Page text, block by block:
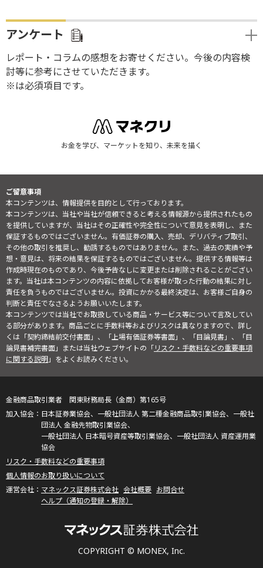
アンケート
レポート・コラムの感想をお寄せください。今後の内容検
討等に参考にさせていただきます。
※は必須項目です。
お金を学び、マーケットを知り、未来を描く
ご留意事項
本コンテンツは、情報提供を目的として行っております。
本コンテンツは、当社や当社が信頼できると考える情報源から提供されたもの
を提供していますが、当社はその正確性や完全性について意見を表明し、また
保証するものではございません。有価証券の購入、売却、デリバティブ取引、
その他の取引を推奨し、勧誘するものではありません。また、過去の実績や予
想・意見は、将来の結果を保証するものではございません。提供する情報等は
作成時現在のものであり、今後予告なしに変更または削除されることがござい
ます。当社は本コンテンツの内容に依拠してお客様が取った行動の結果に対し
責任を負うものではございません。投資にかかる最終決定は、お客様ご自身の
判断と責任でなさるようお願いいたします。
本コンテンツでは当社でお取扱している商品・サービス等について言及してい
る部分があります。商品ごとに手数料等およびリスクは異なりますので、詳し
くは「契約締結前交付書面」、「上場有価証券等書面」、「目論見書」、「目
論見書補完書面」または当社ウェブサイトの「リスク・手数料などの重要事項
に関する説明」をよくお読みください。
COPYRIGHT © MONEX, Inc.
金融商品取引業者 関東財務局長（金商）第165号
日本証券業協会、一般社団法人 第二種金融商品取引業協会、一般社
団法人 金融先物取引業協会、
一般社団法人 日本暗号資産等取引業協会、一般社団法人 資産運用業
協会
リスク・手数料などの重要事項
個人情報のお取り扱いについて
マネックス証券株式会社 会社概要 お問合せ
ヘルプ（通知の登録・解除）